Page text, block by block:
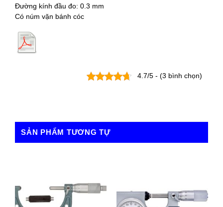
Đường kính đầu đo: 0.3 mm
Có núm vặn bánh cóc
4.7/5 - (3 bình chọn)
SẢN PHẨM TƯƠNG TỰ